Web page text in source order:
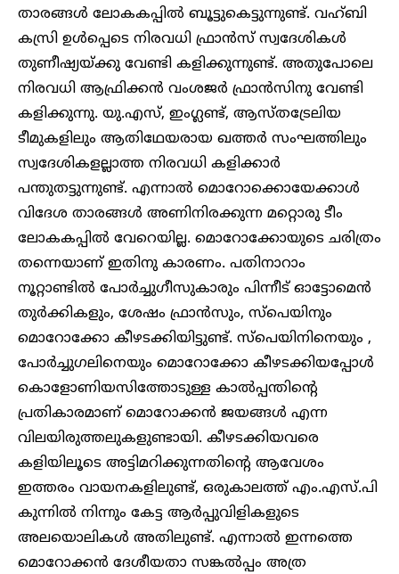
താരങ്ങൾ ലോകകപ്പിൽ ബൂട്ടുകെട്ടുന്നുണ്ട്. വഹ്ബി
കസ്രി ഉൾപ്പെടെ നിരവധി ഫ്രാൻസ് സ്വദേശികൾ
തുണീഷ്യയ്ക്കു വേണ്ടി കളിക്കുന്നുണ്ട്. അതുപോലെ
നിരവധി ആഫ്രിക്കൻ വംശജർ ഫ്രാൻസിനു വേണ്ടി
കളിക്കുന്നു. യു.എസ്, ഇംഗ്ലണ്ട്, ആസ്തട്രേലിയ
ടീമുകളിലും ആതിഥേയരായ ഖത്തർ സംഘത്തിലും
സ്വദേശികളല്ലാത്ത നിരവധി കളിക്കാർ
പന്തുതട്ടുന്നുണ്ട്. എന്നാൽ മൊറോക്കൊയേക്കാൾ
വിദേശ താരങ്ങൾ അണിനിരക്കുന്ന മറ്റൊരു ടീം
ലോകകപ്പിൽ വേറെയില്ല. മൊറോക്കോയുടെ ചരിത്രം
തന്നെയാണ് ഇതിനു കാരണം. പതിനാറാം
നൂറ്റാണ്ടിൽ പോർച്ചുഗീസുകാരും പിന്നീട് ഓട്ടോമെൻ
തുർക്കികളും, ശേഷം ഫ്രാൻസും, സ്പെയിനും
മൊറോക്കോ കീഴടക്കിയിട്ടുണ്ട്. സ്പെയിനിനെയും ,
പോർച്ചുഗലിനെയും മൊറോക്കോ കീഴടക്കിയപ്പോൾ
കൊളോണിയസിത്തോടുള്ള കാൽപ്പന്തിന്റെ
പ്രതികാരമാണ് മൊറോക്കൻ ജയങ്ങൾ എന്ന
വിലയിരുത്തലുകളുണ്ടായി. കീഴടക്കിയവരെ
കളിയിലൂടെ അട്ടിമറിക്കുന്നതിന്റെ ആവേശം
ഇത്തരം വായനകളിലുണ്ട്, ഒരുകാലത്ത് എം.എസ്.പി
കുന്നിൽ നിന്നും കേട്ട ആർപ്പുവിളികളുടെ
അലയൊലികൾ അതിലുണ്ട്. എന്നാൽ ഇന്നത്തെ
മൊറോക്കൻ ദേശീയതാ സങ്കൽപ്പം അത്ര